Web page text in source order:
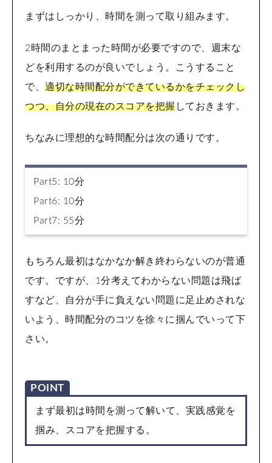
まずはしっかり、時間を測って取り組みます。
2時間のまとまった時間が必要ですので、週末な
どを利用するのが良いでしょう。こうすること
で、 適切な時間配分ができているかをチェックし
つつ、自分の現在のスコアを把握しておきます。
ちなみに理想的な時間配分は次の通りです。
Part5: 10分
Part6: 10分
Part7: 55分
もちろん最初はなかなか解き終わらないのが普通
です。ですが、1分考えてわからない問題は飛ば
すなど、自分が手に負えない問題に足止めされな
いよう、時間配分のコツを徐々に掴んでいって下
さい。
POINT
まず最初は時間を測って解いて、実践感覚を
掴み、スコアを把握する。